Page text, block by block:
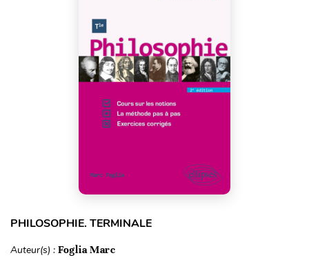
PHILOSOPHIE. TERMINALE
Auteur(s) : Foglia Marc